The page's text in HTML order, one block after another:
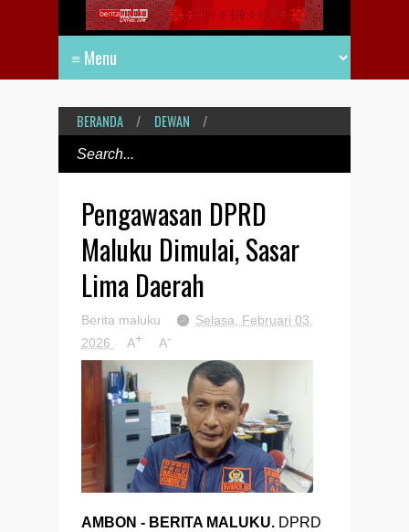
BERANDA / DEWAN /
Pengawasan DPRD
Maluku Dimulai, Sasar
Lima Daerah
Berita maluku
Selasa, Februari 03,
2026
A+ A-
AMBON - BERITA MALUKU. DPRD